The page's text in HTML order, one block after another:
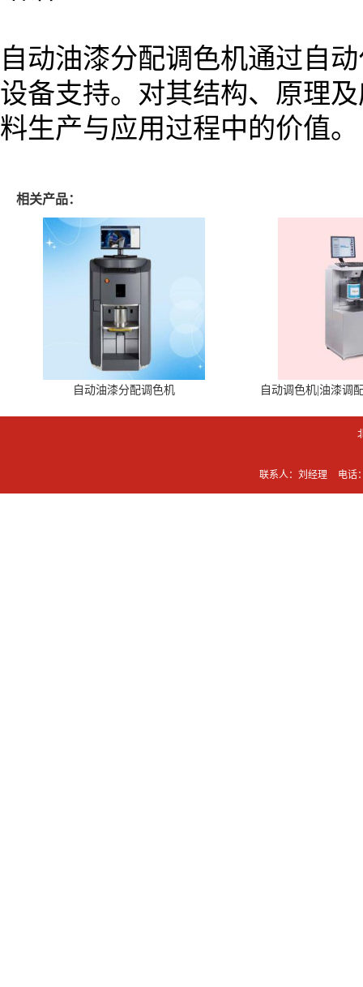
自动油漆分配调色机通过自
设备支持。对其结构、原理
料生产与应用过程中的价值。
相关产品：
自动油漆分配调色机 自动调色机|油漆调
联系人：刘经理 电话